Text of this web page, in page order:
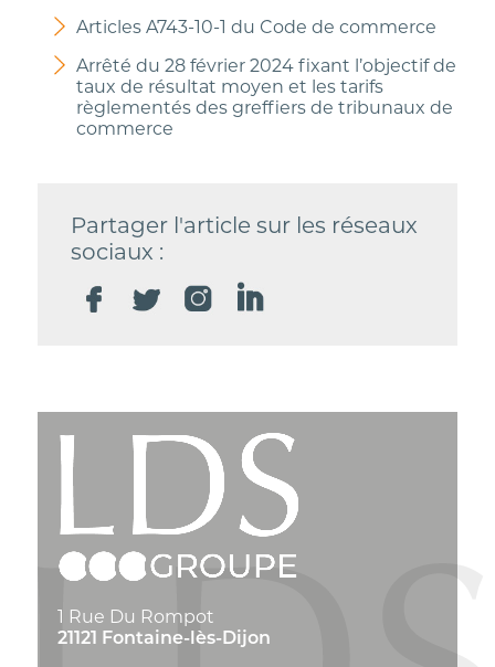
Articles A743-10-1 du Code de commerce
Arrêté du 28 février 2024 fixant l’objectif de
taux de résultat moyen et les tarifs
règlementés des greffiers de tribunaux de
commerce
Partager l'article sur les réseaux
sociaux :
1 Rue Du Rompot
21121 Fontaine-lès-Dijon